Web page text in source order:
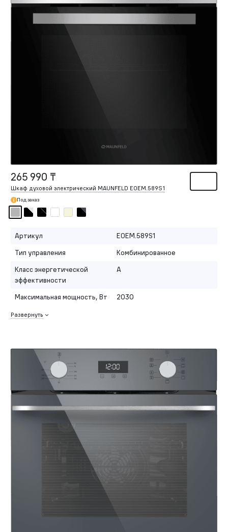
265 990 ₸
Шкаф духовой электрический MAUNFELD EOEM.589S1
Под заказ
Артикул
EOEM.589S1
Тип управления
Комбинированное
Класс энергетической
эффективности
A
Максимальная мощность, Вт 2030
Развернуть